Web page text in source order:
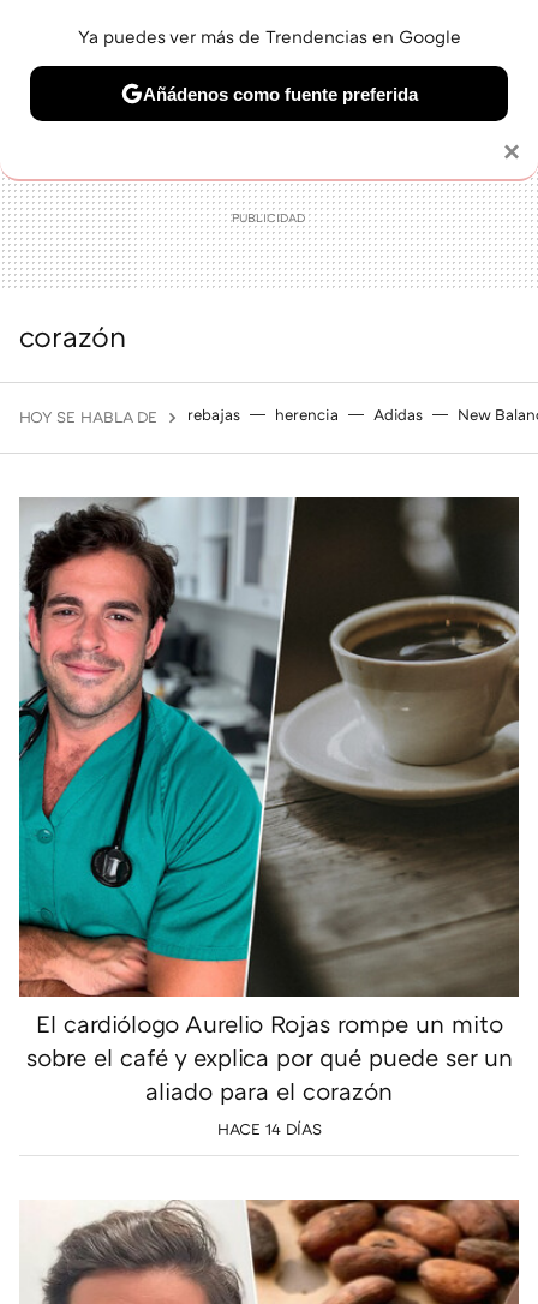
BELLEZA SHOPPING VIAJES GASTRO SNEAKERS
corazón
HOY SE HABLA DE rebajas herencia Adidas New
El cardiólogo Aurelio Rojas rompe un mito
sobre el café y explica por qué puede ser un
aliado para el corazón
HACE 14 DÍAS
×
Ya puedes ver más de Trendencias en Google
Añádenos como fuente preferida